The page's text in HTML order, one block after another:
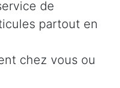
de
partout en
chez vous ou